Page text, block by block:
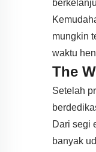
mungkin
waktu
The
Setelah
Dari segi
banyak